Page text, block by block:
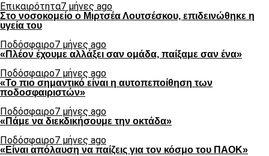
Επικαιρότητα7 μήνες ago
Στο νοσοκομείο ο Μιρτσέα Λουτσέσκου, επιδεινώθηκε η
υγεία του
Ποδόσφαιρο7 μήνες ago
«Πλέον έχουμε αλλάξει σαν ομάδα, παίξαμε σαν ένα»
Ποδόσφαιρο7 μήνες ago
«Το πιο σημαντικό είναι η αυτοπεποίθηση των
ποδοσφαιριστών»
Ποδόσφαιρο7 μήνες ago
«Πάμε να διεκδικήσουμε την οκτάδα»
Ποδόσφαιρο7 μήνες ago
«Είναι απόλαυση να παίζεις για τον κόσμο του ΠΑΟΚ»